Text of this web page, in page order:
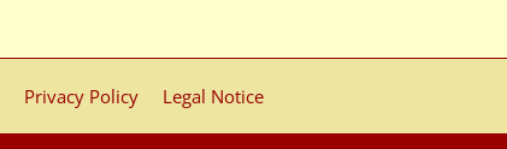
Privacy Policy Legal Notice